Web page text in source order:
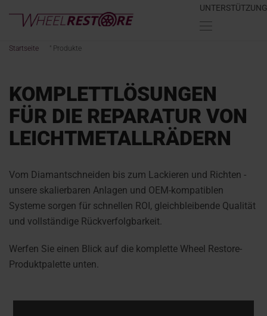
UNTERSTÜTZUNG
Startseite " Produkte
KOMPLETTLÖSUNGEN
FÜR DIE REPARATUR VON
LEICHTMETALLRÄDERN
Vom Diamantschneiden bis zum Lackieren und Richten -
unsere skalierbaren Anlagen und OEM-kompatiblen
Systeme sorgen für schnellen ROI, gleichbleibende Qualität
und vollständige Rückverfolgbarkeit.
Werfen Sie einen Blick auf die komplette Wheel Restore-
Produktpalette unten.